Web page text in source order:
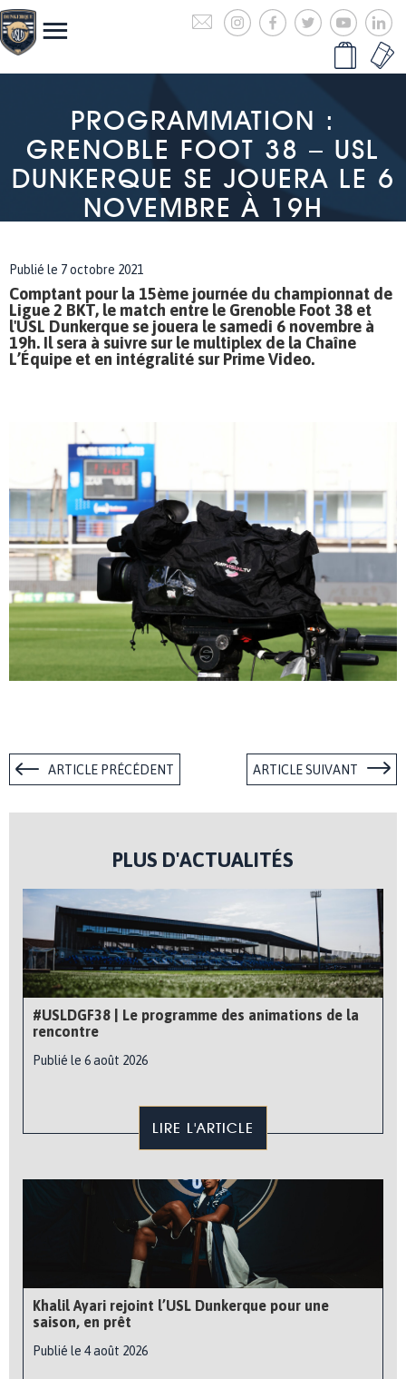
PROGRAMMATION :
GRENOBLE FOOT 38 – USL
DUNKERQUE SE JOUERA LE 6
NOVEMBRE À 19H
Publié le 7 octobre 2021
Comptant pour la 15ème journée du championnat de
Ligue 2 BKT, le match entre le Grenoble Foot 38 et
l'USL Dunkerque se jouera le samedi 6 novembre à
19h. Il sera à suivre sur le multiplex de la Chaîne
L’Équipe et en intégralité sur Prime Video.
ARTICLE PRÉCÉDENT ARTICLE SUIVANT
PLUS D'ACTUALITÉS
#USLDGF38 | Le programme des animations de la
rencontre
Publié le 6 août 2026
LIRE L'ARTICLE
Khalil Ayari rejoint l’USL Dunkerque pour une
saison, en prêt
Publié le 4 août 2026